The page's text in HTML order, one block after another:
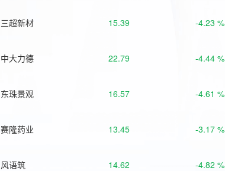
三超新材 15.39 -4.23 %
中大力德 22.79 -4.44 %
东珠景观 16.57 -4.61 %
赛隆药业 13.45 -3.17 %
风语筑 14.62 -4.82 %